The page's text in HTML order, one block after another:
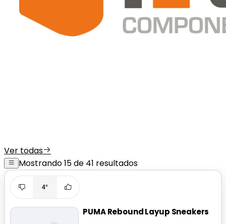
Ver todas
Mostrando 15 de 41 resultados
4°
PUMA Rebound Layup Sneakers